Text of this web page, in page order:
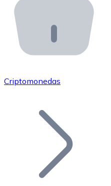
Integra un ATM
Bitnovo API
Integra nuestra API en
Únete a nuestra red de
Añade tu proyecto a
Criptomonedas